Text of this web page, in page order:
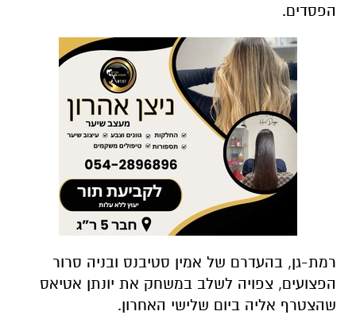
הפסדים.
רמת-גן, בהעדרם של אמין סטיבנס ובניה סרור
הפצועים, צפויה לשלב במשחק את יונתן אטיאס
שהצטרף אליה ביום שלישי האחרון.